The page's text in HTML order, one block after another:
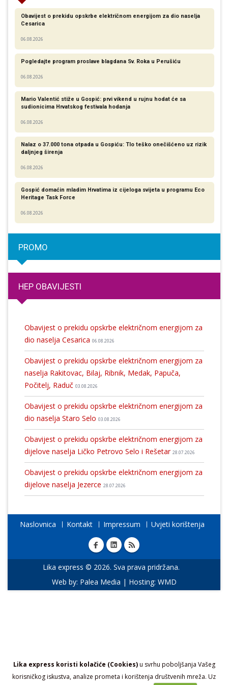
Lika express koristi kolačiće (Cookies)u svrhu poboljšanja Vašeg
korisničkog iskustva, analize prometa i korištenja društvenih mreža. Uz
Obavijest o prekidu opskrbe električnom energijom za dio naselja
Cesarica
06.08.2026
Pogledajte program proslave blagdana Sv. Roka u Perušiću
06.08.2026
Mario Valentić stiže u Gospić: prvi vikend u rujnu hodat će sa
sudionicima Hrvatskog festivala hodanja
06.08.2026
Nalaz o 37.000 tona otpada u Gospiću: Tlo teško onečišćeno uz rizik
daljnjeg širenja
06.08.2026
Gospić domaćin mladim Hrvatima iz cijeloga svijeta u programu Eco
Heritage Task Force
06.08.2026
PROMO
HEP OBAVIJESTI
Obavijest o prekidu opskrbe električnom energijom za
dio naselja Cesarica 06.08.2026
Obavijest o prekidu opskrbe električnom energijom za
naselja Rakitovac, Bilaj, Ribnik, Medak, Papuča,
Počitelj, Raduč 03.08.2026
Obavijest o prekidu opskrbe električnom energijom za
dio naselja Staro Selo 03.08.2026
Obavijest o prekidu opskrbe električnom energijom za
dijelove naselja Ličko Petrovo Selo i Rešetar 28.07.2026
Obavijest o prekidu opskrbe električnom energijom za
dijelove naselja Jezerce 28.07.2026
Naslovnica Kontakt Impressum Uvjeti korištenja
Lika express © 2026. Sva prava pridržana.
Web by: Palea Media | Hosting: WMD